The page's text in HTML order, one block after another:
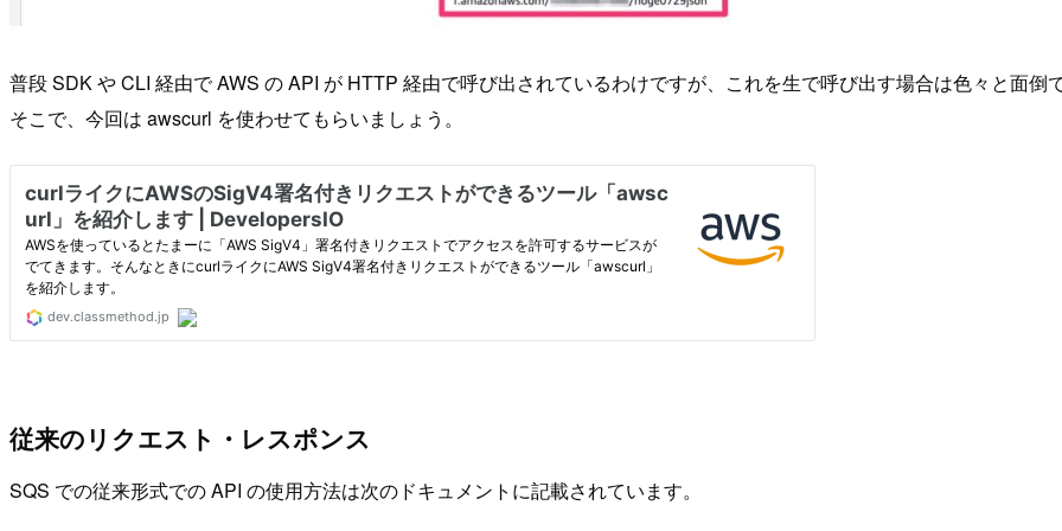
普段 SDK や CLI 経由で AWS の API が HTTP 経由で呼び出されているわけですが、これを生で呼び出す場合は色々と面倒
そこで、今回は awscurl を使わせてもらいましょう。
従来のリクエスト・レスポンス
SQS での従来形式での API の使用方法は次のドキュメントに記載されています。